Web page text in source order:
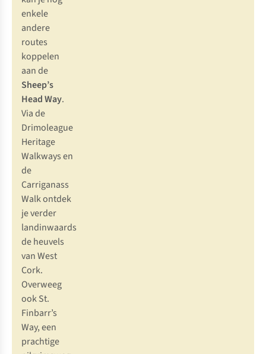
enkele
andere
routes
koppelen
aan de
Sheep’s
Head Way.
Via de
Drimoleague
Heritage
Walkwaysen
de
Carriganass
Walkontdek
je verder
landinwaards
deheuvels
van West
Cork.
Overweeg
ookSt.
Finbarr’s
Way,een
prachtige